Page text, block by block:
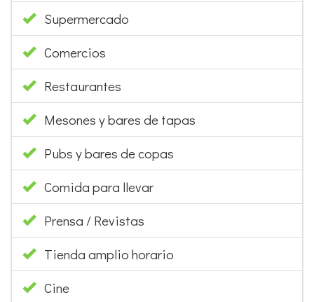
Supermercado
Comercios
Restaurantes
Mesones y bares de tapas
Pubs y bares de copas
Comida para llevar
Prensa / Revistas
Tienda amplio horario
Cine